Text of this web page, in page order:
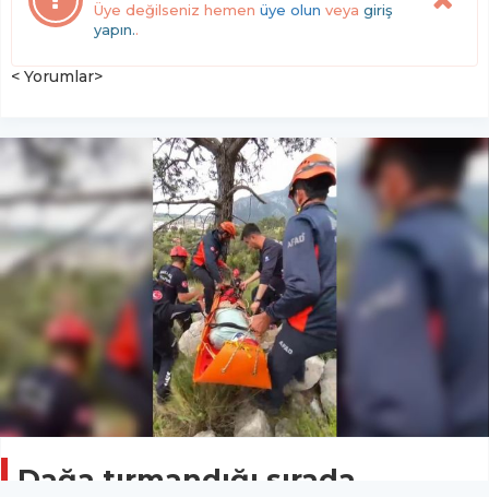
Üye değilseniz hemen üye olun veya giriş
yapın..
< Yorumlar>
Dağa tırmandığı sırada